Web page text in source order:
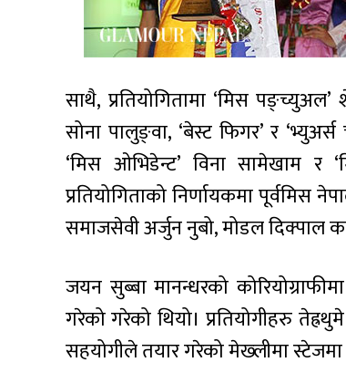
साथै, प्रतियोगितामा ‘मिस पङ्च्युअल’
सोना पालुङ्वा, ‘बेस्ट फिगर’ र
‘मिस ओभिडेन्ट’ विना सामेखाम
प्रतियोगिताको निर्णायकमा पूर्वमिस
समाजसेवी अर्जुन नुबो, मोडल दिक्पाल
जयन सुब्बा मानन्धरको
गरेको गरेको थियो। प्रतियोगीहरु
सहयोगीले तयार गरेको मेख्लीमा स्टेजमा